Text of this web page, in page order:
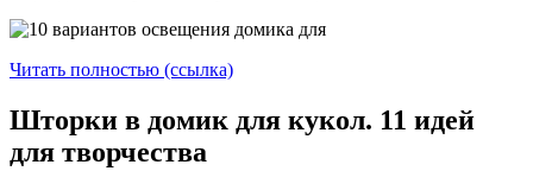
Читать полностью (ссылка)
Шторки в домик для кукол. 11 идей
для творчества